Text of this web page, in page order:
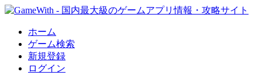
ホーム
ゲーム検索
新規登録
ログイン